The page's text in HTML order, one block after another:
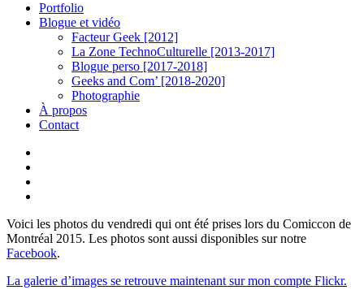
Portfolio
Blogue et vidéo
Facteur Geek [2012]
La Zone TechnoCulturelle [2013-2017]
Blogue perso [2017-2018]
Geeks and Com’ [2018-2020]
Photographie
À propos
Contact
Voici les photos du vendredi qui ont été prises lors du Comiccon de
Montréal 2015. Les photos sont aussi disponibles sur notre
Facebook.
La galerie d’images se retrouve maintenant sur mon compte Flickr.